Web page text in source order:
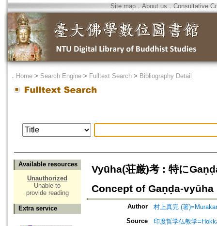
Site map．About us ． Consultative
． Home > Search Engine > Fulltext Search > Bibliography Detail
Available resources
Unauthorized
Unable to
provide reading
Extra service
Vyūha(荘厳)考 : 特に
Concept of Gaṇḍa-vyūha
Author
村上真完 (著
Source
印度哲学仏教学